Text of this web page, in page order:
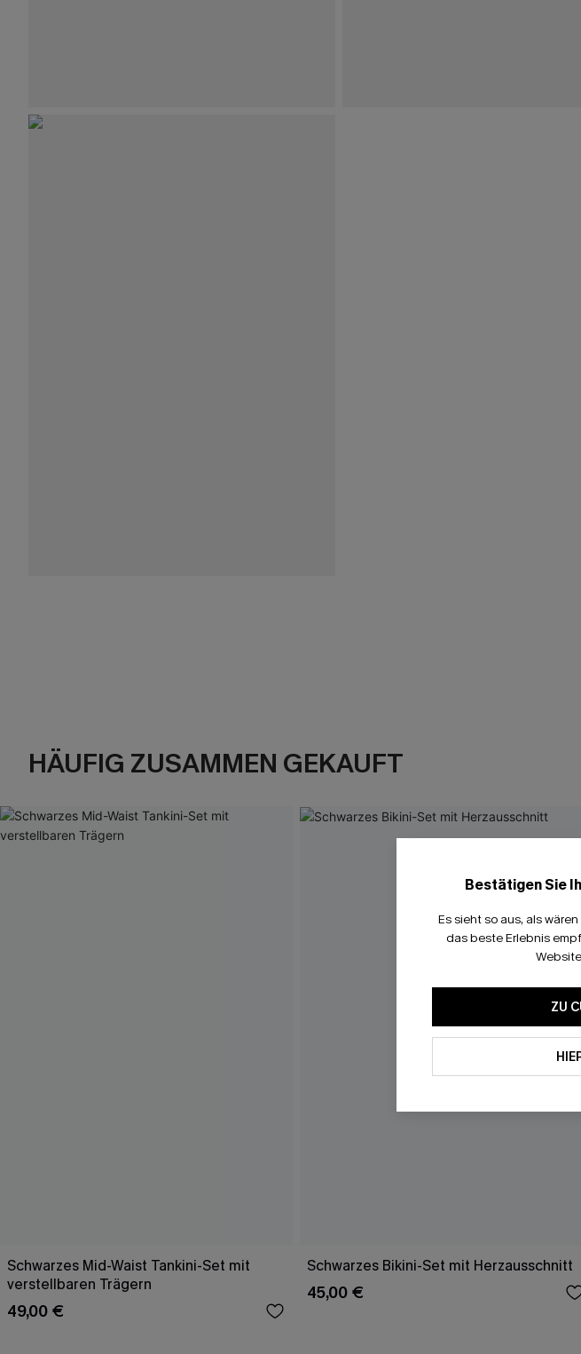
HÄUFIG ZUSAMMEN GEKAUFT
Schwarzes Mid-Waist Tankini-Set mit
verstellbaren Trägern
49,00 €
Schwarzes Bikini-Set mit Herzausschnitt
45,00 €
Bestätigen Sie
Es sieht so aus, als wären
das beste Erlebnis
ZU